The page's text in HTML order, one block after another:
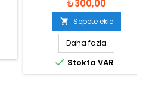
₺300,00
 Sepete ekle
Daha fazla
 Stokta VAR